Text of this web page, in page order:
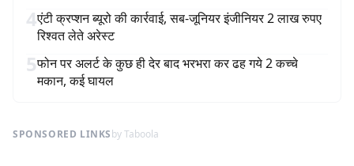
4एंटी क्रप्शन ब्यूरो की कार्रवाई, सब-जूनियर इंजीनियर 2 लाख रुपए
रिश्वत लेते अरेस्ट
5फोन पर अलर्ट के कुछ ही देर बाद भरभरा कर ढह गये 2 कच्चे
मकान, कई घायल
SPONSORED LINKSby Taboola